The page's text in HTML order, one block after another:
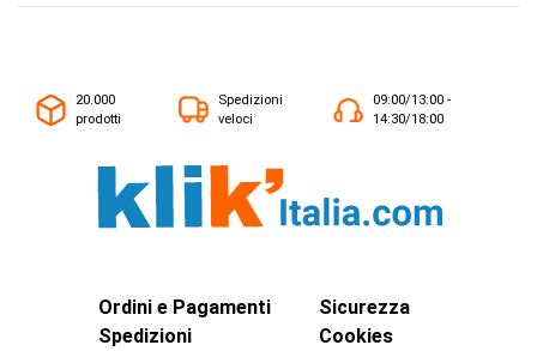
20.000
prodotti
Spedizioni
veloci
09:00/13:00 -
14:30/18:00
Ordini e Pagamenti
Spedizioni
Sicurezza
Cookies